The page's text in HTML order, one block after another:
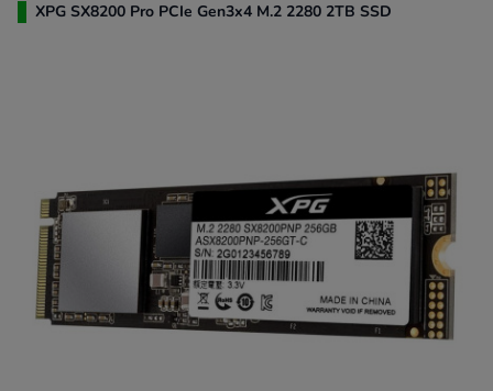
XPG SX8200 Pro PCIe Gen3x4 M.2 2280 2TB SSD